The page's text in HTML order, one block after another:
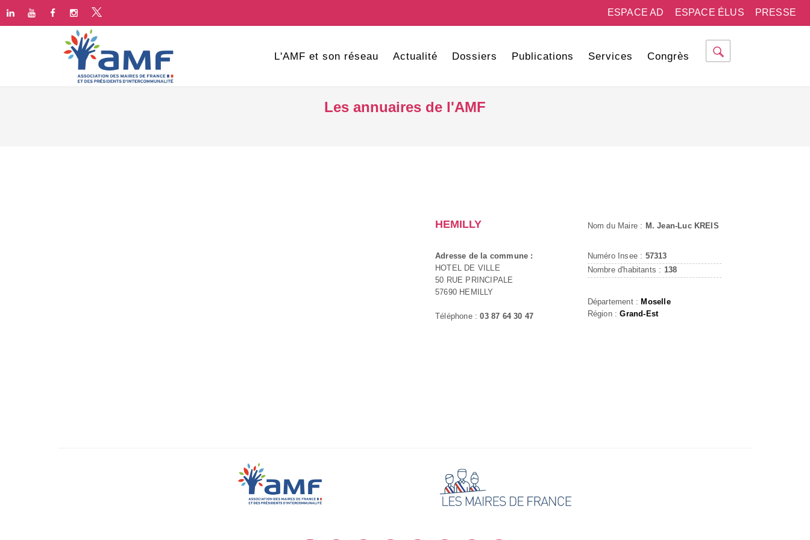
PRESSE
ESPACE ÉLUS
ESPACE AD
L'AMF et son réseau Actualité Dossiers Publications Services Congrès
Les annuaires de l'AMF
HEMILLY
Adresse de la commune :
HOTEL DE VILLE
50 RUE PRINCIPALE
57690 HEMILLY
Téléphone :03 87 64 30 47
Nom du Maire : M. Jean-Luc KREIS
Numéro Insee : 57313
Nombre d'habitants : 138
Département : Moselle
Région :Grand-Est